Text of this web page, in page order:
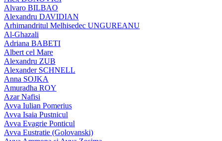
Alvaro BILBAO
Alexandru DAVIDIAN
Arhimandritul Melhisedec UNGUREANU
Al-Ghazali
Adriana BABETI
Albert cel Mare
Alexandru ZUB
Alexander SCHNELL
Anna SOJKA
Amuradha ROY
Azar Nafisi
Avva Iulian Pomerius
Avva Isaia Pustnicul
Avva Evagrie Ponticul
Avva Eustratie (Golovanski)